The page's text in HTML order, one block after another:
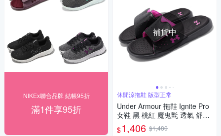
NIKEx聯合品牌 結帳95折
滿1件享95折
補貨中
休閒涼拖鞋 版型正常
Under Armour 拖鞋 Ignite Pro
女鞋 黑 桃紅 魔鬼氈 透氣 舒適
UA 3026027002
$1,406 $1,480